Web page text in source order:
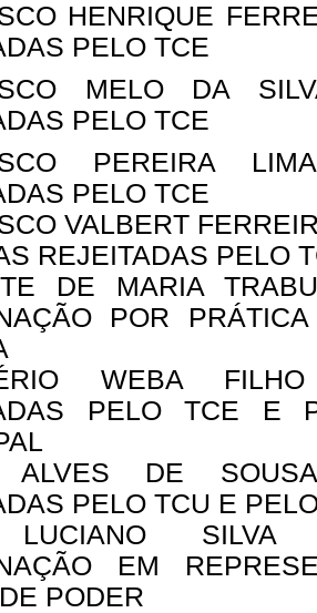
HENRIQUE
PELO TCE
MELO DA
PELO TCE
PEREIRA
PELO TCE
VALBERT
REJEITADAS PELO
DE MARIA
POR
WEBA
PELO TCE E
ALVES DE
PELO TCU E
LUCIANO
EM
PODER